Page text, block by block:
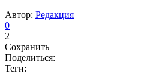
Автор: Редакция
0
2
Сохранить
Поделиться:
Теги: